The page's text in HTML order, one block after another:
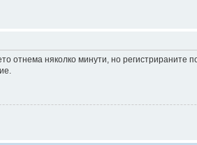
отнема няколко минути, но